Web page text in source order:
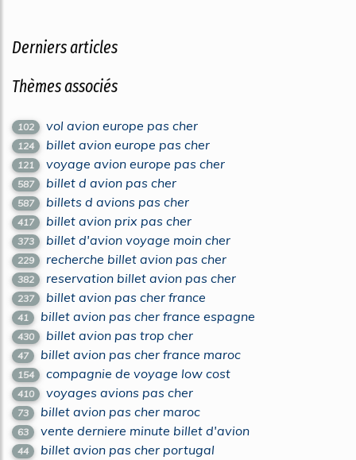
Derniers articles
Thèmes associés
102 vol avion europe pas cher
124 billet avion europe pas cher
121 voyage avion europe pas cher
587 billet d avion pas cher
587 billets d avions pas cher
417 billet avion prix pas cher
373 billet d'avion voyage moin cher
229 recherche billet avion pas cher
382 reservation billet avion pas cher
237 billet avion pas cher france
41 billet avion pas cher france espagne
430 billet avion pas trop cher
47 billet avion pas cher france maroc
154 compagnie de voyage low cost
410 voyages avions pas cher
73 billet avion pas cher maroc
63 vente derniere minute billet d'avion
44 billet avion pas cher portugal